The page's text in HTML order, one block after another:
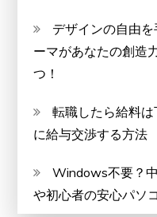
デザインの自由
ーマがあなたの創造
つ！
転職したら給料
に給与交渉する方法
Windows不要？
や初心者の安心パソ